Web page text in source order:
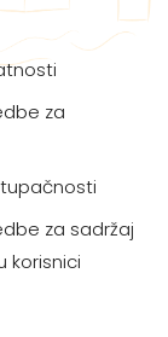
za
za sadržaj
korisnici